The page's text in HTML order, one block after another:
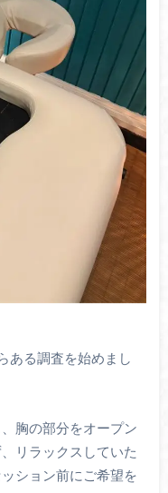
ある調査を始めまし
胸の部分をオープン
リラックスしていた
ション前にご希望を